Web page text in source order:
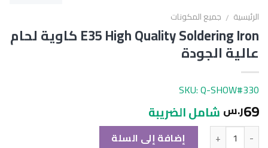
الرئيسية / جميع المكونات
E35 High Quality Soldering Iron كاوية لحام
عالية الجودة
SKU: Q-SHOW#330
69ر.س شامل الضريبة
الكمية إضافة إلى السلة